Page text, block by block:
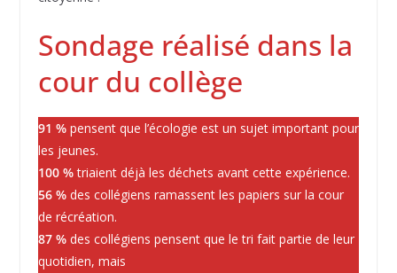
Sondage réalisé dans la
cour du collège
91 %pensent que l’écologie est un sujet important pour
les jeunes.
100 %triaient déjà les déchets avant cette expérience.
56 %des collégiens ramassent les papiers sur la cour
de récréation.
87 %des collégiens pensent que le tri fait partie de leur
quotidien, mais